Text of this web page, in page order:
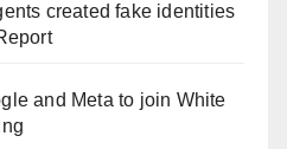
created fake identities
and Meta to join White